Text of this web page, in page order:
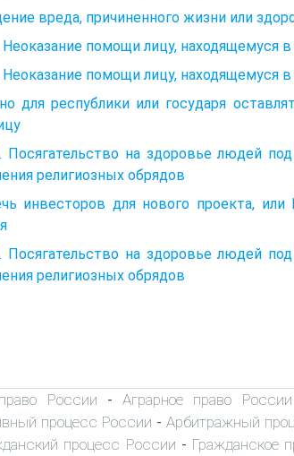
вреда, причиненного жизни или
Неоказание помощи лицу, находящемуся
Неоказание помощи лицу, находящемуся
для республики или государя
Посягательство на здоровье людей
религиозных обрядов
инвесторов для нового проекта,
Посягательство на здоровье людей
религиозных обрядов
России -Аграрное право России
процесс России - Арбитражный
процесс России - Гражданское